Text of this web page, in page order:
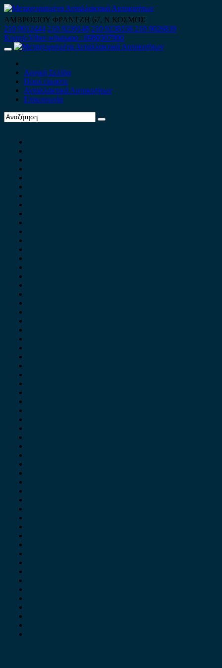
Skip
to
content
ΑΜΒΡΟΣΙΟΥ ΦΡΑΝΤΖΗ 67, Ν.ΚΟΣΜΟΣ
210 9012444 210 9239148 210 9238158 210 9026839
Κινητό-Viber-whatsapp : 6980507900
Primary
Αρχική Σελίδα
Ποιοί είμαστε
Ανταλλακτικά Αυτοκινήτων
Επικοινωνία